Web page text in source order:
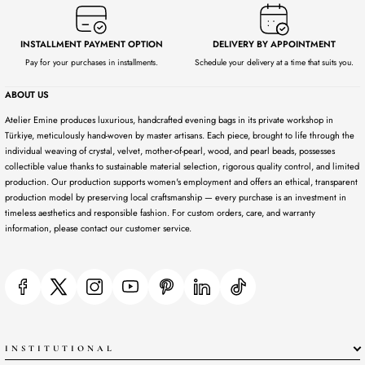
INSTALLMENT PAYMENT OPTION
Pay for your purchases in installments.
DELIVERY BY APPOINTMENT
Schedule your delivery at a time that suits you.
ABOUT US
Atelier Emine produces luxurious, handcrafted evening bags in its private workshop in
Türkiye, meticulously hand-woven by master artisans. Each piece, brought to life through the
individual weaving of crystal, velvet, mother-of-pearl, wood, and pearl beads, possesses
collectible value thanks to sustainable material selection, rigorous quality control, and limited
production. Our production supports women's employment and offers an ethical, transparent
production model by preserving local craftsmanship — every purchase is an investment in
timeless aesthetics and responsible fashion. For custom orders, care, and warranty
information, please contact our customer service.
INSTITUTIONAL